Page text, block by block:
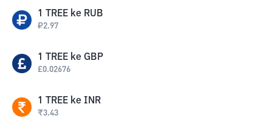
1 TREE ke RUB
₽2.97
1 TREE ke GBP
£0.02676
1 TREE ke INR
₹3.43